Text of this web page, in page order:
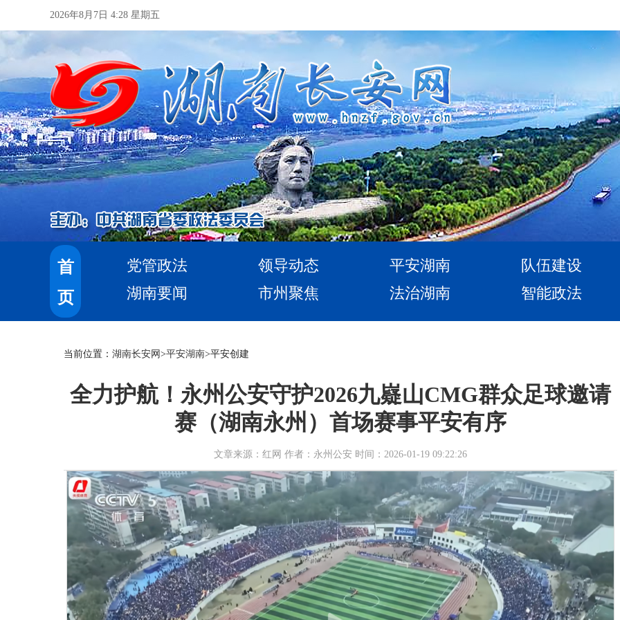
2026年8月7日 4:28 星期五
首
页
党管政法 领导动态 平安湖南
队伍建设
湖南要闻
市州聚焦 法治湖南 智能政法
当前位置： 湖南长安网 >平安湖南>平安创建
全力护航！永州公安守护2026九嶷山CMG群众足球邀请
赛（湖南永州）首场赛事平安有序
文章来源：红网 作者：永州公安 时间：2026-01-19 09:22:26